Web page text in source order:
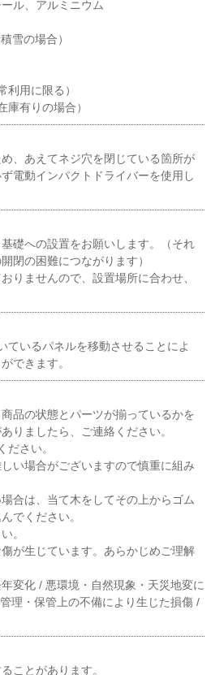
ル、アルミニウム
雪の場合）
利用に限る）
庫有りの場合）
、あえてネジ穴を閉じている箇所が
電動インパクトドライバーを使用し
礎への設置をお願いします。（それ
閉の困難につながります）
りませんので、設置場所に合わせ、
ているパネルを移動させることによ
できます。
品の状態とパーツが揃っているかを
りましたら、ご連絡ください。
さい。
い場合がございますので慎重に組み
合は、当て木をしてその上からゴム
でください。
。
が生じています。あらかじめご理解
変化 / 悪環境・自然現象・天災地変に
理・保管上の不備により生じた損傷 /
ことがあります。